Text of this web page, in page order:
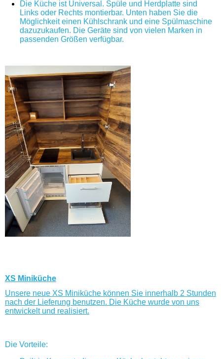
Die Küche ist Universal. Spüle und Herdplatte sind
Links oder Rechts montierbar. Unten haben Sie die
Möglichkeit einen Kühlschrank und eine Spülmaschine
dazuzukaufen. Die Geräte sind von vielen Marken in
passenden Größen verfügbar.
XS Miniküche
Unsere neue XS Miniküche können Sie innerhalb 2 Stunden
nach der Lieferung benutzen. Die Küche wurde von uns
entwickelt und realisiert.
Die Vorteile: